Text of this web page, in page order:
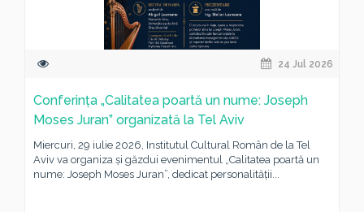
24 Jul 2026
Conferința „Calitatea poartă un nume: Joseph
Moses Juran” organizată la Tel Aviv
Miercuri, 29 iulie 2026, Institutul Cultural Român de la Tel
Aviv va organiza și găzdui evenimentul „Calitatea poartă un
nume: Joseph Moses Juran”, dedicat personalității...